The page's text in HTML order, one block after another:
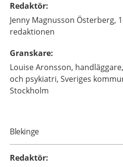
Redaktör:
Jenny Magnusson Österberg,
redaktionen
Granskare:
LouiseAronsson,
och psykiatri, Sveriges
Stockholm
Blekinge
Redaktör: